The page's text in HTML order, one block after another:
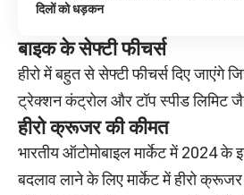
दिलों को धड़कन
बाइक के सेफ्टी फीचर्स
हीरो में बहुत से सेफ्टी फीचर्स दिए
ट्रेक्शन कंट्रोल और टॉप स्पीड लिमिट
हीरो क्रूजरकी कीमत
भारतीय ऑटोमोबाइल मार्केट में 2024
बदलाव लाने के लिए मार्केट में हीरो